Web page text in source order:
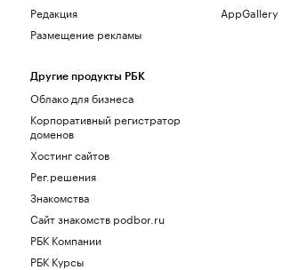
Редакция
Размещение рекламы
Другие продукты РБК
Облако для бизнеса
Корпоративный регистратор
доменов
Хостинг сайтов
Рег.решения
Знакомства
Сайт знакомств podbor.ru
РБК Компании
РБК Курсы
AppGallery